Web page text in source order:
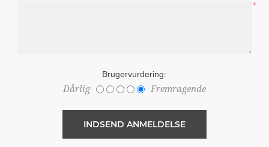
*
Brugervurdering:
Dårlig Fremragende